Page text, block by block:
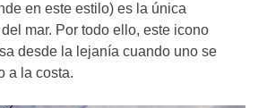
en este estilo) es la única
mar. Por todo ello, este icono
desde la lejanía cuando uno se
a la costa.